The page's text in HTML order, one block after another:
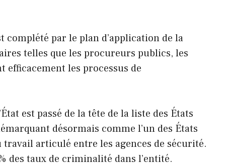
par le plan d’application de la
telles que les procureurs publics, les
les processus de
est passé de la tête de la liste des États
désormais comme l’un des États
articulé entre les agences de sécurité.
des taux de criminalité dans l’entité.